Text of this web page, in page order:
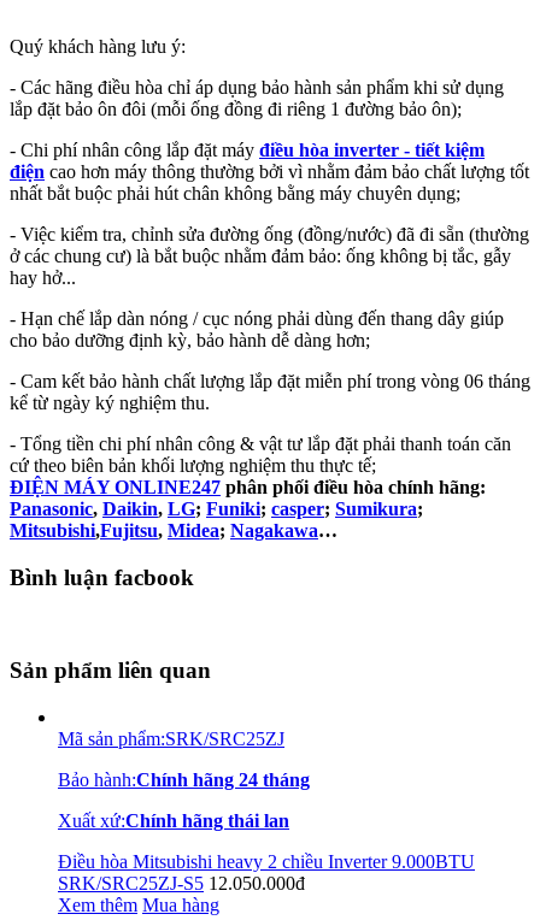
Quý khách hàng lưu ý:
- Các hãng điều hòa chỉ áp dụng bảo hành sản phẩm khi sử dụng
lắp đặt bảo ôn đôi (mỗi ống đồng đi riêng 1 đường bảo ôn);
- Chi phí nhân công lắp đặt máy điều hòa inverter - tiết kiệm
điện cao hơn máy thông thường bởi vì nhằm đảm bảo chất lượng tốt
nhất bắt buộc phải hút chân không bằng máy chuyên dụng;
- Việc kiểm tra, chỉnh sửa đường ống (đồng/nước) đã đi sẵn (thường
ở các chung cư) là bắt buộc nhằm đảm bảo: ống không bị tắc, gẫy
hay hở...
- Hạn chế lắp dàn nóng / cục nóng phải dùng đến thang dây giúp
cho bảo dưỡng định kỳ, bảo hành dễ dàng hơn;
- Cam kết bảo hành chất lượng lắp đặt miễn phí trong vòng 06 tháng
kể từ ngày ký nghiệm thu.
- Tổng tiền chi phí nhân công & vật tư lắp đặt phải thanh toán căn
cứ theo biên bản khối lượng nghiệm thu thực tế;
ĐIỆN MÁY ONLINE247 phân phối điều hòa chính hãng:
Panasonic, Daikin, LG; Funiki; casper; Sumikura;
Mitsubishi,Fujitsu, Midea; Nagakawa…
Bình luận facbook
Sản phẩm liên quan
Mã sản phẩm:SRK/SRC25ZJ
Bảo hành:Chính hãng 24 tháng
Xuất xứ:Chính hãng thái lan
Điều hòa Mitsubishi heavy 2 chiều Inverter 9.000BTU
SRK/SRC25ZJ-S5 12.050.000đ
Xem thêm Mua hàng